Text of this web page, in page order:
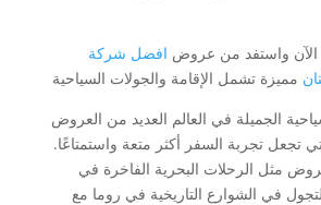
واستفد من عروض افضل شركة
مميزة تشمل الإقامة والجولات السياحية
الجميلة في العالم العديد من العروض
تجعل تجربة السفر أكثر متعة واستمتاعًا.
مثل الرحلات البحرية الفاخرة في
في الشوارع التاريخية في روما مع